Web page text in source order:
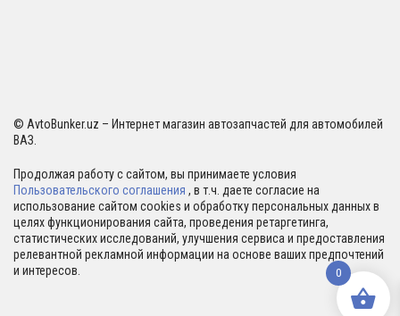
© AvtoBunker.uz – Интернет магазин автозапчастей для автомобилей
ВАЗ.
Продолжая работу с сайтом, вы принимаете условия
Пользовательского соглашения , в т.ч. даете согласие на
использование сайтом cookies и обработку персональных данных в
целях функционирования сайта, проведения ретаргетинга,
статистических исследований, улучшения сервиса и предоставления
релевантной рекламной информации на основе ваших предпочтений
и интересов.
0